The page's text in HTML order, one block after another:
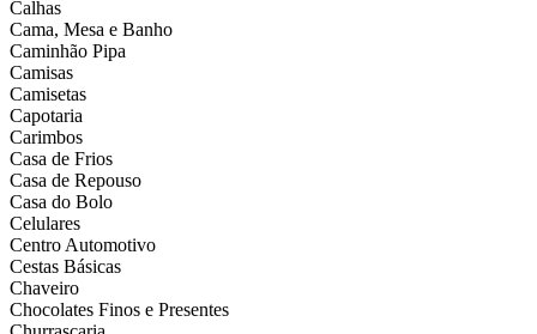
Calhas
Cama, Mesa e Banho
Caminhão Pipa
Camisas
Camisetas
Capotaria
Carimbos
Casa de Frios
Casa de Repouso
Casa do Bolo
Celulares
Centro Automotivo
Cestas Básicas
Chaveiro
Chocolates Finos e Presentes